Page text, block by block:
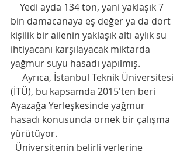
bin damacanaya eş değer ya da dört
kişilik bir ailenin yaklaşık altı aylık su
ihtiyacanı karşılayacak miktarda
yağmur suyu hasadı yapılmış.
(İTÜ), bu kapsamda 2015'ten beri
Ayazağa Yerleşkesinde yağmur
hasadı konusunda örnek bir çalışma
yürütüyor.